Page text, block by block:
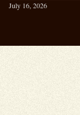
July 16, 2026